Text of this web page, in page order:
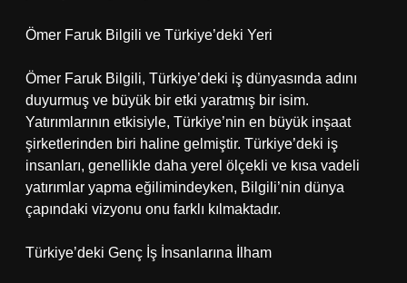
Ömer Faruk Bilgili ve Türkiye’deki Yeri
Ömer Faruk Bilgili, Türkiye’deki iş dünyasında adını
duyurmuş ve büyük bir etki yaratmış bir isim.
Yatırımlarının etkisiyle, Türkiye’nin en büyük inşaat
şirketlerinden biri haline gelmiştir. Türkiye’deki iş
insanları, genellikle daha yerel ölçekli ve kısa vadeli
yatırımlar yapma eğilimindeyken, Bilgili’nin dünya
çapındaki vizyonu onu farklı kılmaktadır.
Türkiye’deki Genç İş İnsanlarına İlham